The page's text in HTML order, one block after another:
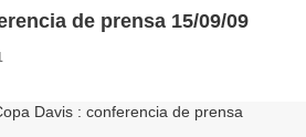
de prensa 15/09/09